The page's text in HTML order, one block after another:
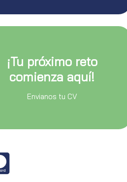
¡Tu próximo reto
comienza aquí!
Envianos tu CV